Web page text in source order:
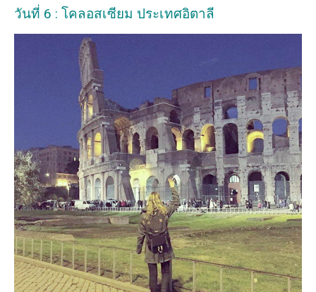
วันที่ 6 : โคลอสเซียม ประเทศอิตาลี